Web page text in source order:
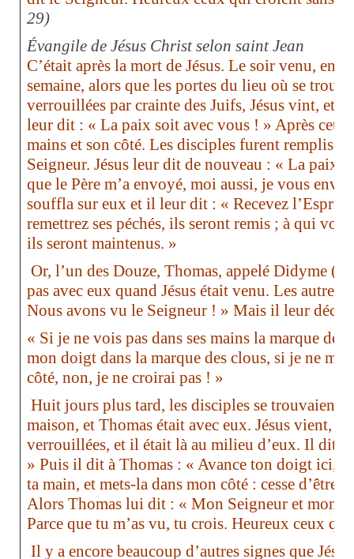
29)
Évangile de Jésus Christ selon saint Jean
C’était après la mort de Jésus. Le soir venu, en
semaine, alors que les portes du lieu où se
verrouillées par crainte des Juifs, Jésus vint, et
leur dit : « La paix soit avec vous ! » Après
mains et son côté. Les disciples furent remplis
Seigneur. Jésus leur dit de nouveau : « La paix
que le Père m’a envoyé, moi aussi, je vous
souffla sur eux et il leur dit : « Recevez l’Esprit
remettrez ses péchés, ils seront remis ; à qui
ils seront maintenus. »
Or, l’un des Douze, Thomas, appelé Didyme
pas avec eux quand Jésus était venu. Les
Nous avons vu le Seigneur ! » Mais il leur
« Si je ne vois pas dans ses mains la marque des
mon doigt dans la marque des clous, si je ne
côté, non, je ne croirai pas ! »
Huit jours plus tard, les disciples se trouvaient
maison, et Thomas était avec eux. Jésus vient,
verrouillées, et il était là au milieu d’eux. Il dit :
» Puis il dit à Thomas : « Avance ton doigt ici,
ta main, et mets-la dans mon côté : cesse d’être
Alors Thomas lui dit : « Mon Seigneur et mon
Parce que tu m’as vu, tu crois. Heureux ceux
Il y a encore beaucoup d’autres signes que